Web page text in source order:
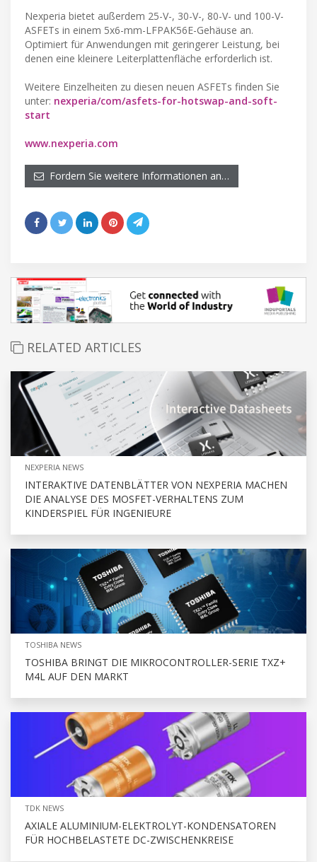
Nexperia bietet außerdem 25-V-, 30-V-, 80-V- und 100-V-
ASFETs in einem 5x6-mm-LFPAK56E-Gehäuse an.
Optimiert für Anwendungen mit geringerer Leistung, bei
denen eine kleinere Leiterplattenfläche erforderlich ist.
Weitere Einzelheiten zu diesen neuen ASFETs finden Sie
unter: nexperia/com/asfets-for-hotswap-and-soft-
start
www.nexperia.com
Fordern Sie weitere Informationen an…
RELATED ARTICLES
NEXPERIA NEWS
INTERAKTIVE DATENBLÄTTER VON NEXPERIA MACHEN
DIE ANALYSE DES MOSFET-VERHALTENS ZUM
KINDERSPIEL FÜR INGENIEURE
TOSHIBA NEWS
TOSHIBA BRINGT DIE MIKROCONTROLLER-SERIE TXZ+
M4L AUF DEN MARKT
TDK NEWS
AXIALE ALUMINIUM-ELEKTROLYT-KONDENSATOREN
FÜR HOCHBELASTETE DC-ZWISCHENKREISE